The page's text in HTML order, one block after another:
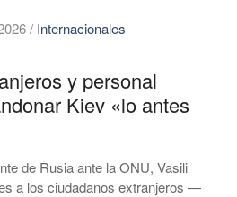
/ Internacionales
y personal
Kiev «lo antes
de Rusia ante la ONU, Vasili
a los ciudadanos extranjeros —